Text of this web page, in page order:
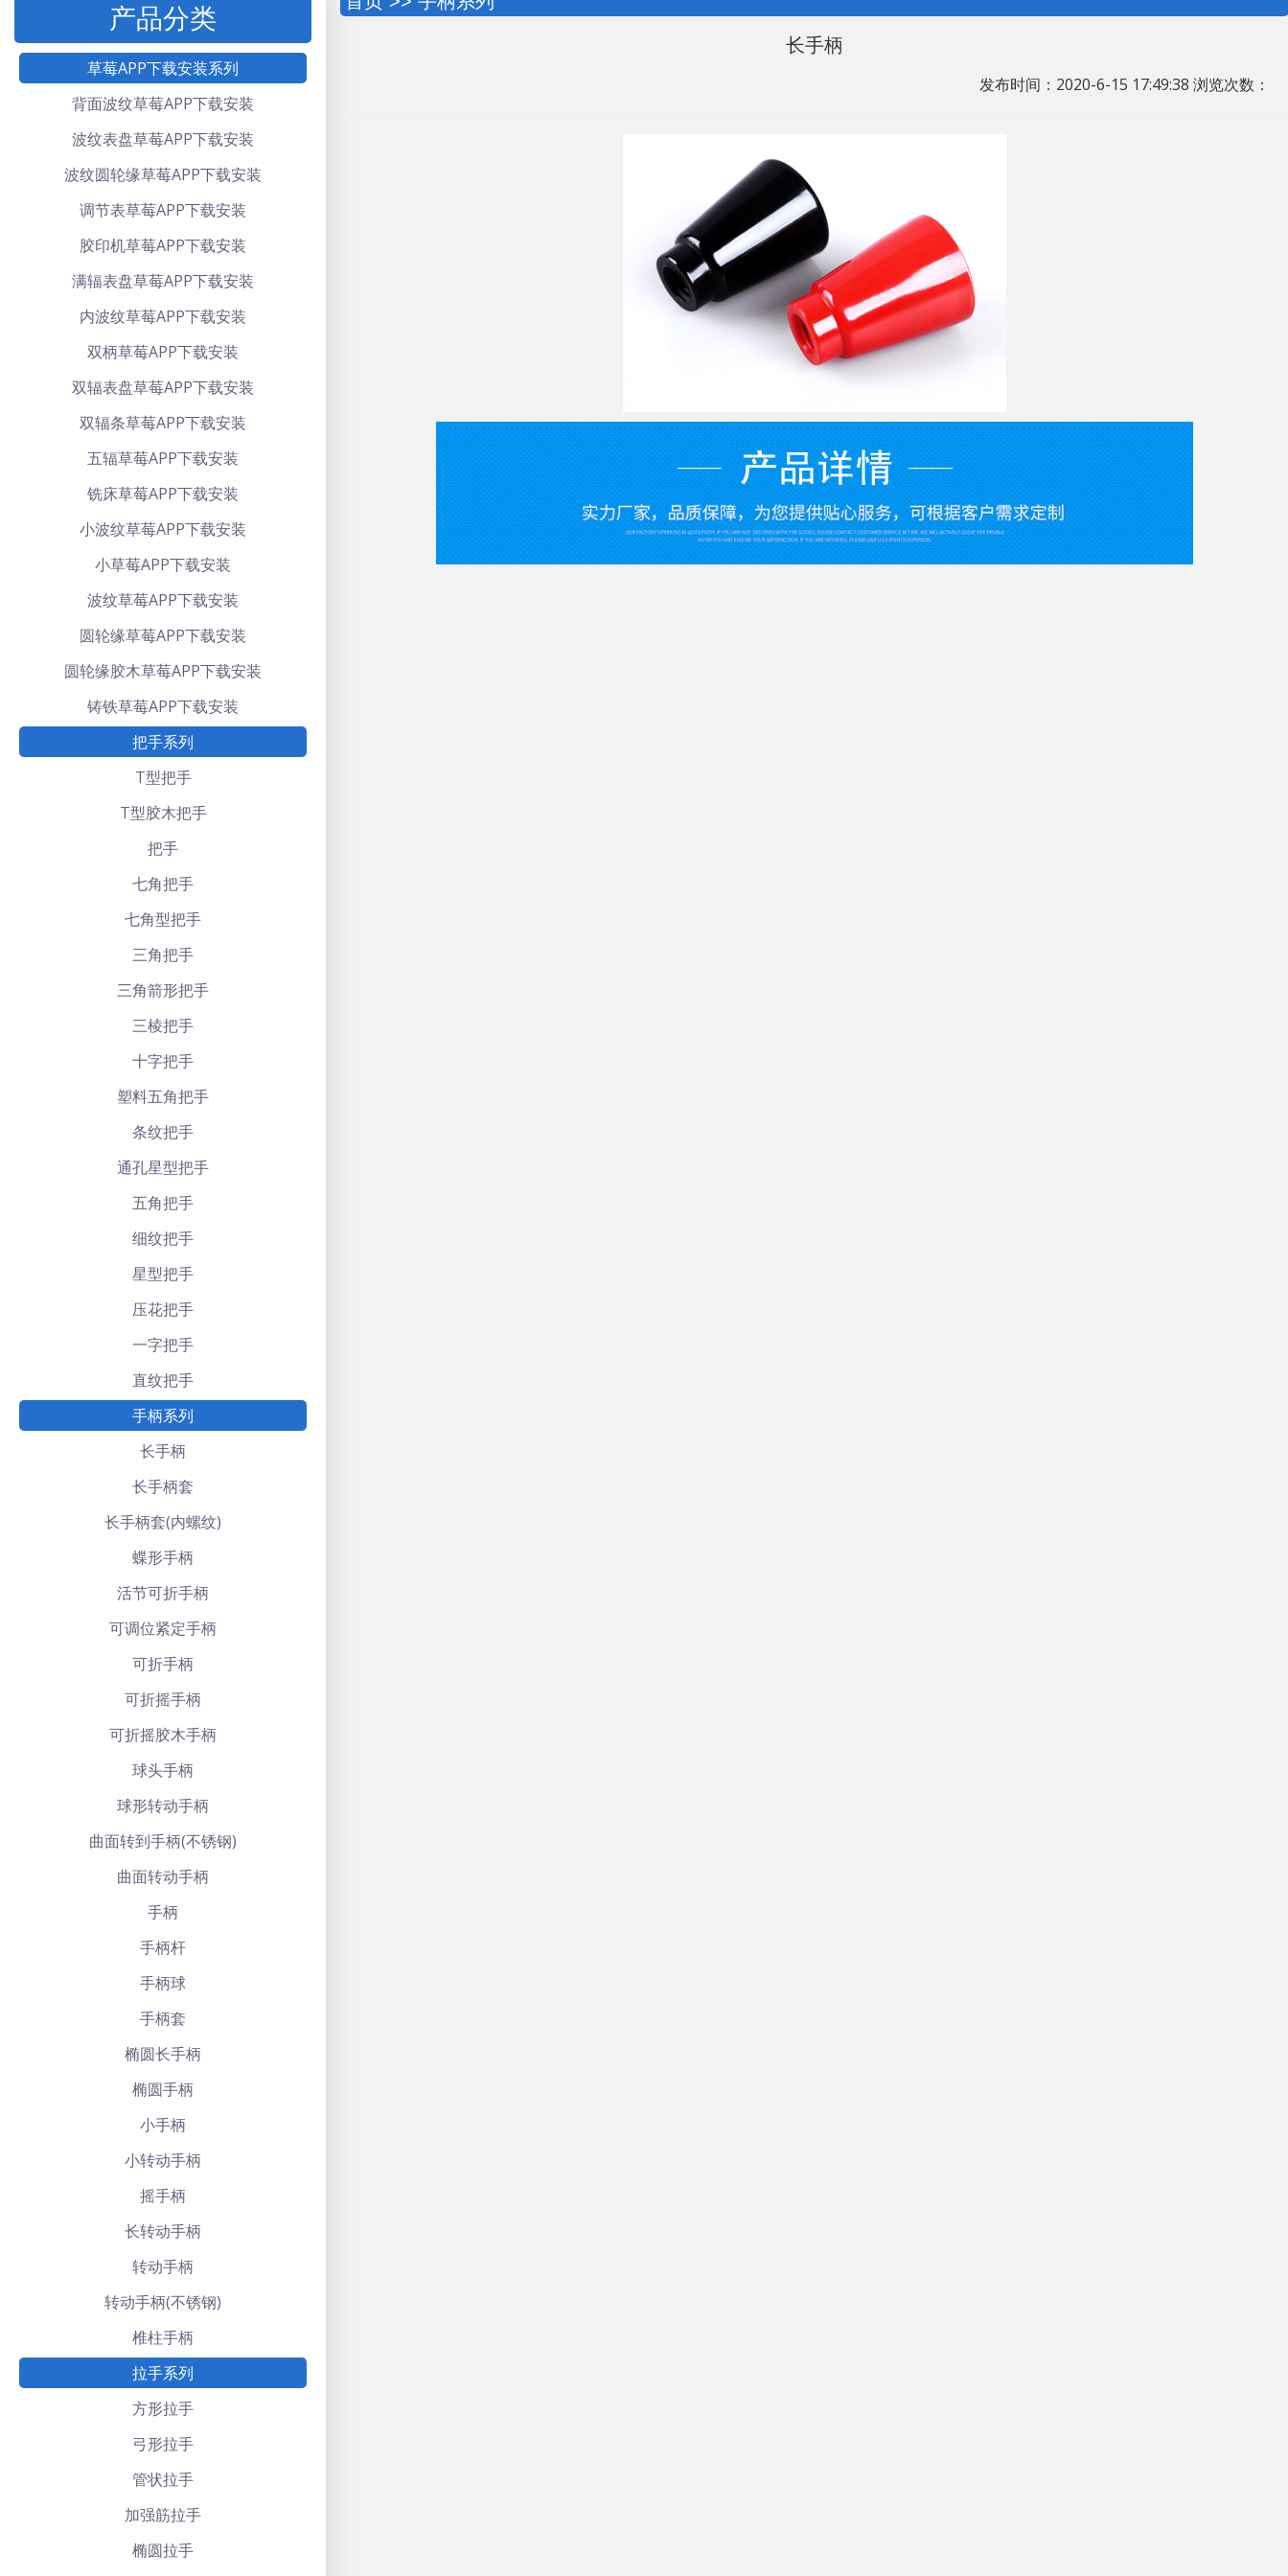
产品分类
草莓APP下载安装系列
背面波纹草莓APP下载安装
波纹表盘草莓APP下载安装
波纹圆轮缘草莓APP下载安装
调节表草莓APP下载安装
胶印机草莓APP下载安装
满辐表盘草莓APP下载安装
内波纹草莓APP下载安装
双柄草莓APP下载安装
双辐表盘草莓APP下载安装
双辐条草莓APP下载安装
五辐草莓APP下载安装
铣床草莓APP下载安装
小波纹草莓APP下载安装
小草莓APP下载安装
波纹草莓APP下载安装
圆轮缘草莓APP下载安装
圆轮缘胶木草莓APP下载安装
铸铁草莓APP下载安装
把手系列
T型把手
T型胶木把手
把手
七角把手
七角型把手
三角把手
三角箭形把手
三棱把手
十字把手
塑料五角把手
条纹把手
通孔星型把手
五角把手
细纹把手
星型把手
压花把手
一字把手
直纹把手
手柄系列
长手柄
长手柄套
长手柄套(内螺纹)
蝶形手柄
活节可折手柄
可调位紧定手柄
可折手柄
可折摇手柄
可折摇胶木手柄
球头手柄
球形转动手柄
曲面转到手柄(不锈钢)
曲面转动手柄
手柄
手柄杆
手柄球
手柄套
椭圆长手柄
椭圆手柄
小手柄
小转动手柄
摇手柄
长转动手柄
转动手柄
转动手柄(不锈钢)
椎柱手柄
拉手系列
方形拉手
弓形拉手
管状拉手
加强筋拉手
椭圆拉手
长手柄
发布时间：2020-6-15 17:49:38 浏览次数：